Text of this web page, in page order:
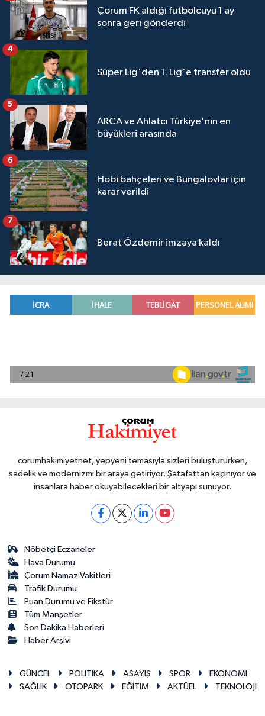
Çorum FK aldığı futbolcuyu 1 ay
sonra geri gönderdi
Süper Lig'den 1. Lig'e transfer oldu
4
ARCA ve Ahlatcı Türkiye'nin en
büyükleri arasında
5
Hobi bahçeleri ve Bungalovlar için
karar verildi
6
Berat Özdemir imzaya kaldı
7
corumhakimiyetnet, yepyeni temasıyla sizleri buluştururken,
sadelik ve modernizmi bir araya getiriyor. Şatafattan kaçınıyor ve
insanlara haber okuyabilecekleri bir altyapı sunuyor.
Nöbetçi Eczaneler
Hava Durumu
Çorum Namaz Vakitleri
Trafik Durumu
Puan Durumu ve Fikstür
Tüm Manşetler
Son Dakika Haberleri
Haber Arşivi
GÜNCEL POLİTİKA ASAYİŞ SPOR
EKONOMİ
SAĞLIK
OTOPARK EĞİTİM AKTÜEL TEKNOLOJİ